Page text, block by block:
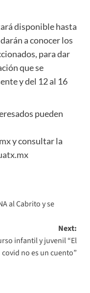
disponible hasta
a conocer los
para dar
que se
y del 12 al 16
pueden
y consultar la
al Cabrito y se
Next:
infantil y juvenil “El
covid no es un cuento”